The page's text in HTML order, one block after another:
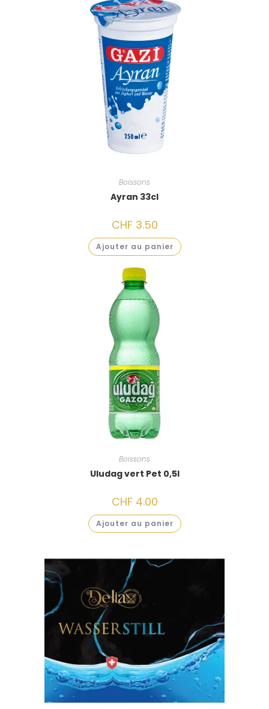
Boissons
Ayran 33cl
CHF 3.50
Ajouter au panier
Boissons
Uludag vert Pet 0,5l
CHF 4.00
Ajouter au panier